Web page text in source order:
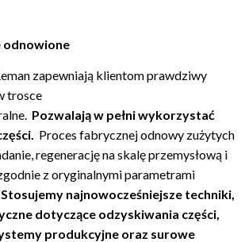
odnowione
zapewniają klientom prawdziwy
trosce
Pozwalają w pełni wykorzystać
Proces fabrycznej odnowy zużytych
regenerację na skalę przemysłową i
z oryginalnymi parametrami
Stosujemy najnowocześniejsze techniki,
dotyczące odzyskiwania części,
produkcyjne oraz surowe